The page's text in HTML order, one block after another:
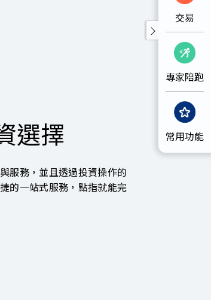
交易
專家陪跑
常用功能
選擇
服務，並且透過投資操作的
的一站式服務，點指就能完